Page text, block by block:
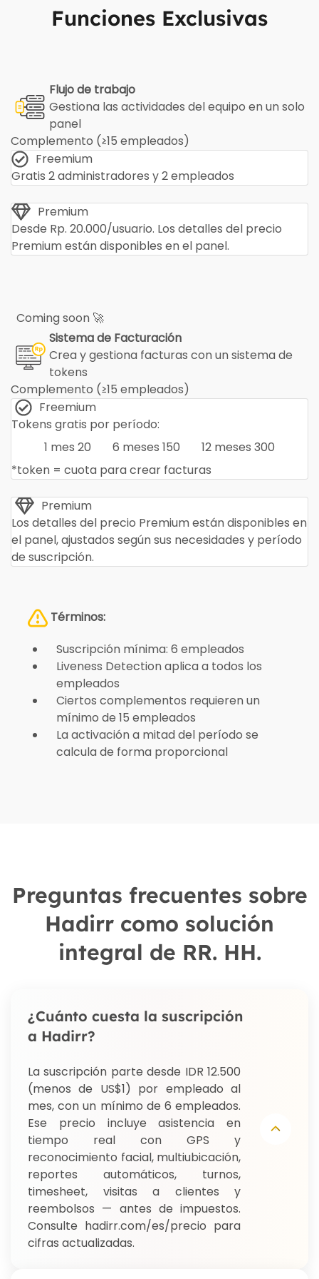
Funciones Exclusivas
Flujo de trabajo
Gestiona las actividades del equipo en un solo
panel
Complemento (≥15 empleados)
Freemium
Gratis 2 administradores y 2 empleados
Premium
Desde Rp. 20.000/usuario. Los detalles del precio
Premium están disponibles en el panel.
Coming soon 🚀
Sistema de Facturación
Crea y gestiona facturas con un sistema de
tokens
Complemento (≥15 empleados)
Freemium
Tokens gratis por período:
1 mes 20 6 meses 150 12 meses 300
*token = cuota para crear facturas
Premium
Los detalles del precio Premium están disponibles en
el panel, ajustados según sus necesidades y período
de suscripción.
Términos:
Suscripción mínima: 6 empleados
Liveness Detection aplica a todos los
empleados
Ciertos complementos requieren un
mínimo de 15 empleados
La activación a mitad del período se
calcula de forma proporcional
Preguntas frecuentes sobre
Hadirr como solución
integral de RR. HH.
¿Cuánto cuesta la suscripción
a Hadirr?
La suscripción parte desde IDR 12.500
(menos de US$1) por empleado al
mes, con un mínimo de 6 empleados.
Ese precio incluye asistencia en
tiempo real con GPS y
reconocimiento facial, multiubicación,
reportes automáticos, turnos,
timesheet, visitas a clientes y
reembolsos — antes de impuestos.
Consulte hadirr.com/es/precio para
cifras actualizadas.